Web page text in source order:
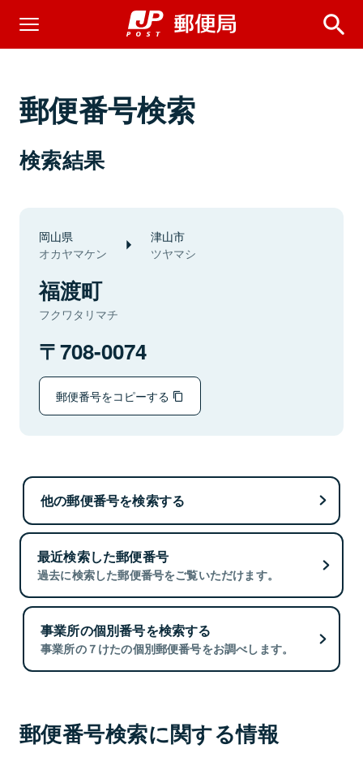
郵便番号検索
検索結果
岡山県
オカヤマケン
津山市
ツヤマシ
福渡町
フクワタリマチ
708-0074
郵便番号をコピーする
他の郵便番号を検索する
最近検索した郵便番号
過去に検索した郵便番号をご覧いただけます。
事業所の個別番号を検索する
事業所の７けたの個別郵便番号をお調べします。
郵便番号検索に関する情報